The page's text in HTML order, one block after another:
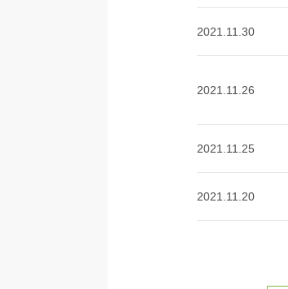
2021.11.30
2021.11.26
2021.11.25
2021.11.20